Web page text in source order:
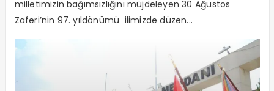
milletimizin bağımsızlığını müjdeleyen 30 Ağustos
Zaferi’nin 97. yıldönümü ilimizde düzen...